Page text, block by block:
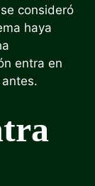
consideró
haya
entra en